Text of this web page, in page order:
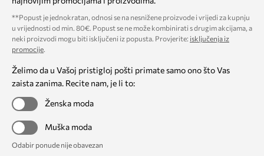
**Popust je jednokratan, odnosi se na nesnižene proizvode i vrijedi za kupnju
u vrijednosti od min. 80€. Popust se ne može kombinirati s drugim akcijama, a
neki proizvodi mogu biti isključeni iz popusta. Provjerite: isključenja iz
promocije.
Želimo da u Vašoj pristigloj pošti primate samo ono što Vas
zaista zanima. Recite nam, je li to:
Ženska moda
Muška moda
Odabir ponude nije obavezan